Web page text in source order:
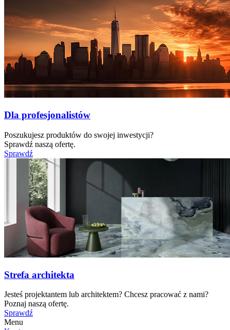
Dla profesjonalistów
Poszukujesz produktów do swojej inwestycji?
Sprawdź naszą ofertę.
Sprawdź
Strefa architekta
Jesteś projektantem lub architektem? Chcesz pracować z nami?
Poznaj naszą ofertę.
Sprawdź
Menu